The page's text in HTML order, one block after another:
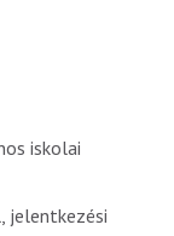
iskolai
jelentkezési